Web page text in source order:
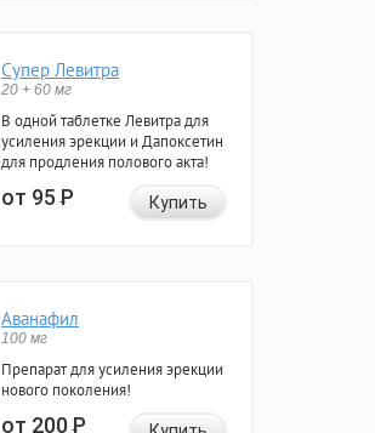
Супер Левитра
20 + 60 мг
В одной таблетке Левитра для
усиления эрекции и Дапоксетин
для продления полового акта!
от 95Р Купить
Аванафил
100 мг
Препарат для усиления эрекции
нового поколения!
от 200Р